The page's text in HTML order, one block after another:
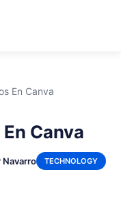
En Canva
Canva
Navarro TECHNOLOGY